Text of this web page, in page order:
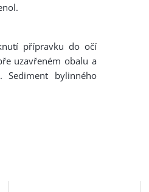
přípravku do očí
uzavřeném obalu a
bylinného